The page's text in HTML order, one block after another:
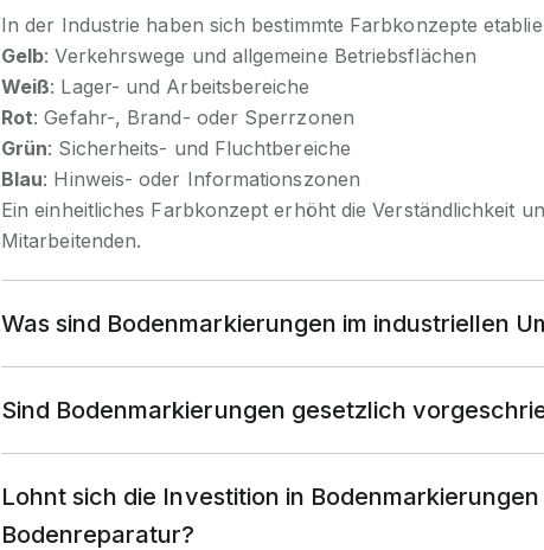
In der Industrie haben sich bestimmte Farbkonzepte
Gelb: Verkehrswege und allgemeine Betriebsflächen
Weiß: Lager- und Arbeitsbereiche
Rot: Gefahr-, Brand- oder Sperrzonen
Grün: Sicherheits- und Fluchtbereiche
Blau: Hinweis- oder Informationszonen
Ein einheitliches Farbkonzept erhöht die Verständlichkeit
Mitarbeitenden.
Was sind Bodenmarkierungen im industriellen
Sind Bodenmarkierungen gesetzlich
Lohnt sich die Investition in Bodenmarkierungen
Bodenreparatur?